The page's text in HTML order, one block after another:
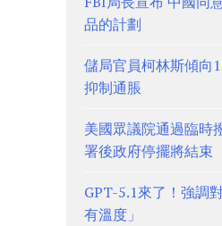
品的計劃
儲局官員柯林斯傾
抑制通脹
美國眾議院通過臨
署後政府停擺將結束
GPT-5.1來了！強調
有溫度」